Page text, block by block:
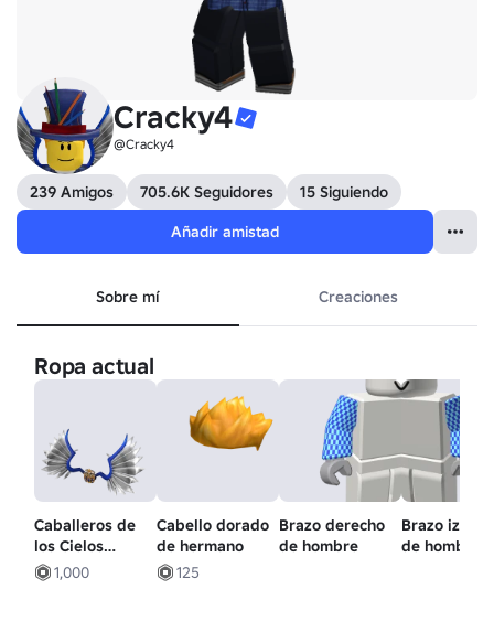
Cracky4
@Cracky4
239 Amigos 705.6K Seguidores
15 Siguiendo
Añadir amistad
Sobre mí Creaciones
Ropa actual
Caballeros de
los Cielos
Astillados: alas
1,000
Cabello dorado
de hermano
125
Brazo derecho
de hombre
Brazo
de hombre